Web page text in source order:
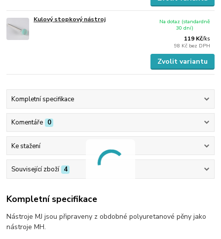
Kulový stopkový nástroj
119 Kč/ks
98 Kč bez DPH
Na dotaz (standardně
30 dní)
Zvolit variantu
Kompletní specifikace
Komentáře 0
Ke stažení
Související zboží 4
Kompletní specifikace
Nástroje MJ jsou připraveny z obdobné polyuretanové pěny jako
nástroje MH.